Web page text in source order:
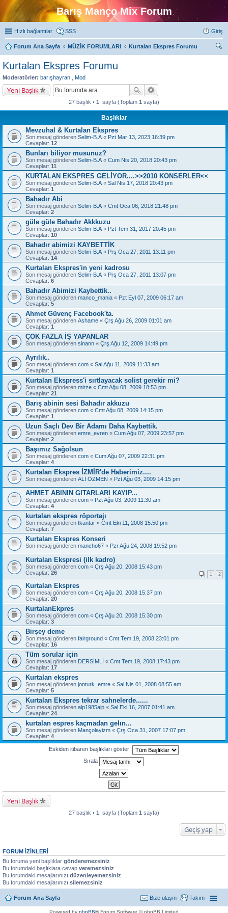
Barış Manço Mix Forum
Hızlı bağlantılar SSS Giriş
Forum Ana Sayfa MÜZİK FORUMLARI
Kurtalan Ekspres Forumu
Kurtalan Ekspres Forumu
Moderatörler: barışhayranı Mod
Yeni Başlık
27 başlık • 1 . sayfa (Toplam 1 sayfa)
Başlıklar
Mevzuhal & Kurtalan Ekspres
Son mesaj gönderen Selim-B.A « Pzt Mar 13, 2023 16:39 pm
Cevaplar: 12
Bunları biliyor musunuz?
Son mesaj gönderen Selim-B.A « Cum Nis 20, 2018 20:43 pm
Cevaplar: 11
KURTALAN EKSPRES GELİYOR....>>2010 KONSERLER<<
Son mesaj gönderen Selim-B.A « Sal Nis 17, 2018 20:43 pm
Cevaplar: 1
Bahadır Abi
Son mesaj gönderen Selim-B.A « Cmt Oca 06, 2018 21:48 pm
Cevaplar: 2
güle güle Bahadır Akkkuzu
Son mesaj gönderen Selim-B.A « Pzt Tem 31, 2017 20:45 pm
Cevaplar: 10
Bahadır abimizi KAYBETTİK
Son mesaj gönderen Selim-B.A « Prş Oca 27, 2011 13:11 pm
Cevaplar: 14
Kurtalan Ekspres'in yeni kadrosu
Son mesaj gönderen Selim-B.A « Prş Oca 27, 2011 13:07 pm
Cevaplar: 6
Bahadır Abimizi Kaybettik..
Son mesaj gönderen manco_mania « Pzt Eyl 07, 2009 06:17 am
Cevaplar: 5
Ahmet Güvenç Facebook'ta.
Son mesaj gönderen Ashame « Çrş Ağu 26, 2009 01:01 am
Cevaplar: 1
ÇOK FAZLA İŞ YAPANLAR
Son mesaj gönderen sinann « Çrş Ağu 12, 2009 14:49 pm
Ayrılık..
Son mesaj gönderen com « Sal Ağu 11, 2009 11:33 am
Cevaplar: 1
Kurtalan Ekspress'i sırtlayacak solist gerekir mi?
Son mesaj gönderen mirze « Cmt Ağu 08, 2009 18:53 pm
Cevaplar: 21
Barış abinin sesi Bahadır akkuzu
Son mesaj gönderen com « Cmt Ağu 08, 2009 14:15 pm
Cevaplar: 1
Uzun Saçlı Dev Bir Adamı Daha Kaybettik.
Son mesaj gönderen emre_evren « Cum Ağu 07, 2009 23:57 pm
Cevaplar: 2
Başımız Sağolsun
Son mesaj gönderen com « Cum Ağu 07, 2009 22:31 pm
Cevaplar: 4
Kurtalan Ekspres İZMİR'de Haberimiz....
Son mesaj gönderen ALİ ÖZMEN « Pzt Ağu 03, 2009 14:15 pm
AHMET ABININ GITARLARI KAYIP...
Son mesaj gönderen com « Pzt Ağu 03, 2009 11:30 am
Cevaplar: 4
kurtalan ekspres röportajı
Son mesaj gönderen tkantar « Cmt Eki 11, 2008 15:50 pm
Cevaplar: 7
Kurtalan Ekspres Konseri
Son mesaj gönderen mancho67 « Pzr Ağu 24, 2008 19:52 pm
Kurtalan Ekspresi (ilk kadro)
Son mesaj gönderen com « Çrş Ağu 20, 2008 15:43 pm
Cevaplar: 26 1 2
Kurtalan Ekspres
Son mesaj gönderen com « Çrş Ağu 20, 2008 15:37 pm
Cevaplar: 20
KurtalanEkpres
Son mesaj gönderen com « Çrş Ağu 20, 2008 15:30 pm
Cevaplar: 3
Birşey deme
Son mesaj gönderen fairground « Cmt Tem 19, 2008 23:01 pm
Cevaplar: 16
Tüm sorular için
Son mesaj gönderen DERSİMLİ « Cmt Tem 19, 2008 17:43 pm
Cevaplar: 17
Kurtalan ekspres
Son mesaj gönderen jonturk_emre « Sal Nis 01, 2008 08:55 am
Cevaplar: 5
Kurtalan Ekspres tekrar sahnelerde......
Son mesaj gönderen alp1985alp « Sal Eki 16, 2007 01:41 am
Cevaplar: 24
kurtalan espres kaçmadan gelın...
Son mesaj gönderen Mançolayizm « Çrş Oca 31, 2007 17:07 pm
Cevaplar: 4
Eskiden itibaren başlıkları göster:
Sırala
Yeni Başlık
27 başlık • 1 . sayfa (Toplam 1 sayfa)
Geçiş yap
FORUM IZINLERI
Bu foruma yeni başlıklar gönderemezsiniz
Bu forumdaki başlıklara cevap veremezsiniz
Bu forumdaki mesajlarınızı düzenleyemezsiniz
Bu forumdaki mesajlarınızı silemezsiniz
Forum Ana Sayfa Takım
Bize ulaşın
Powered by phpBB® Forum Software © phpBB Limited